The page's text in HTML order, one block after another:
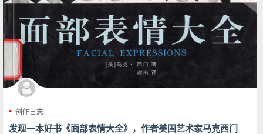
创作日志
发现一本好书《面部表情大全》，作者美国艺术家马克西门